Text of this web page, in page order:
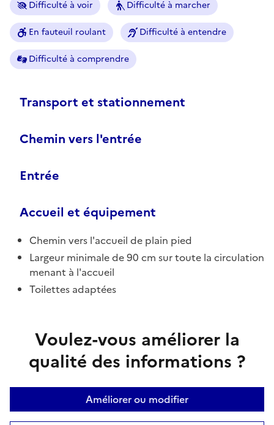
Difficulté à voir Difficulté à marcher
En fauteuil roulant Difficulté à entendre
Difficulté à comprendre
Transport et stationnement
Chemin vers l'entrée
Entrée
Accueil et équipement
Chemin vers l'accueil de plain pied
Largeur minimale de 90 cm sur toute la circulation
menant à l'accueil
Toilettes adaptées
Voulez-vous améliorer la
qualité des informations ?
Améliorer ou modifier